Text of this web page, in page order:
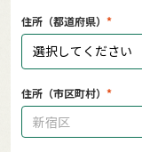
住所（都道府県）
選択してください
住所（市区町村）